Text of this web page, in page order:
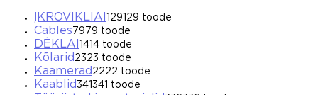
ĮKROVIKLIAI 129 129 toode
Cables 79 79 toode
DĖKLAI 14 14 toode
Kõlarid 2323 toode
Kaamerad 2222 toode
Kaablid341 341 toode